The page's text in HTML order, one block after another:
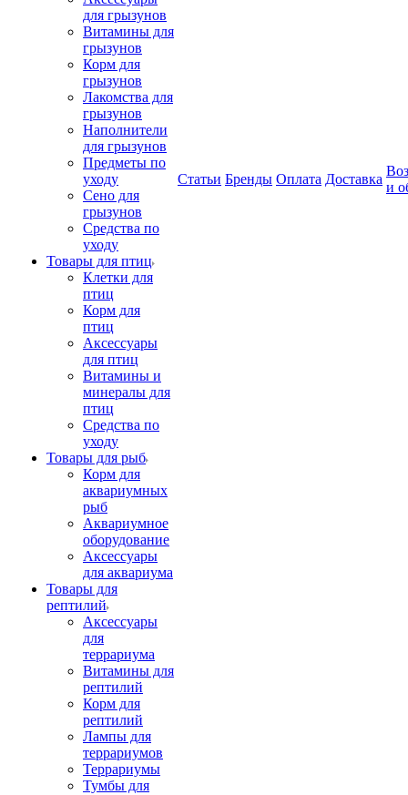
для грызунов
Витамины для
грызунов
Корм для
грызунов
Лакомства для
грызунов
Наполнители
для грызунов
Предметы по
уходу
Сено для
грызунов
Средства по
уходу
Товары для птиц
Клетки для
птиц
Корм для
птиц
Аксессуары
для птиц
Витамины и
минералы для
птиц
Средства по
уходу
Товары для рыб
Корм для
аквариумных
рыб
Аквариумное
оборудование
Аксессуары
для аквариума
Товары для
рептилий
Аксессуары
для
террариума
Витамины для
рептилий
Корм для
рептилий
Лампы для
террариумов
Террариумы
Тумбы для
Статьи Бренды Оплата Доставка
и